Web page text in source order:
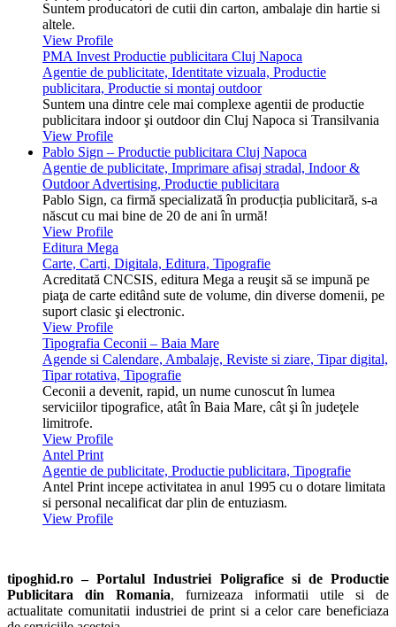
Suntem producatori de cutii din carton, ambalaje din hartie si
altele.
View Profile
PMA Invest Productie publicitara Cluj Napoca
Agentie de publicitate, Identitate vizuala, Productie
publicitara, Productie si montaj outdoor
Suntem una dintre cele mai complexe agentii de productie
publicitara indoor şi outdoor din Cluj Napoca si Transilvania
View Profile
Pablo Sign – Productie publicitara Cluj Napoca
Agentie de publicitate, Imprimare afisaj stradal, Indoor &
Outdoor Advertising, Productie publicitara
Pablo Sign, ca firmă specializată în producția publicitară, s-a
născut cu mai bine de 20 de ani în urmă!
View Profile
Editura Mega
Carte, Carti, Digitala, Editura, Tipografie
Acreditată CNCSIS, editura Mega a reuşit să se impună pe
piaţa de carte editând sute de volume, din diverse domenii, pe
suport clasic şi electronic.
View Profile
Tipografia Ceconii – Baia Mare
Agende si Calendare, Ambalaje, Reviste si ziare, Tipar digital,
Tipar rotativa, Tipografie
Ceconii a devenit, rapid, un nume cunoscut în lumea
serviciilor tipografice, atât în Baia Mare, cât şi în judeţele
limitrofe.
View Profile
Antel Print
Agentie de publicitate, Productie publicitara, Tipografie
Antel Print incepe activitatea in anul 1995 cu o dotare limitata
si personal necalificat dar plin de entuziasm.
View Profile
tipoghid.ro – Portalul Industriei Poligrafice si de Productie
Publicitara din Romania, furnizeaza informatii utile si de
actualitate comunitatii industriei de print si a celor care beneficiaza